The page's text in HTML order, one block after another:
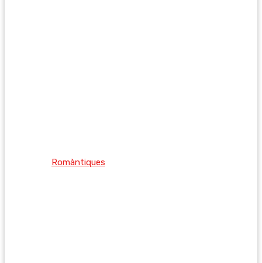
Romàntiques